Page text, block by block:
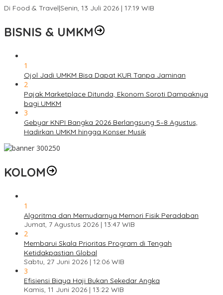
Di Food & Travel|Senin, 13 Juli 2026 | 17:19 WIB
BISNIS & UMKM
1
Ojol Jadi UMKM Bisa Dapat KUR Tanpa Jaminan
2
Pajak Marketplace Ditunda, Ekonom Soroti Dampaknya
bagi UMKM
3
Gebyar KNPI Bangka 2026 Berlangsung 5–8 Agustus,
Hadirkan UMKM hingga Konser Musik
KOLOM
1
Algoritma dan Memudarnya Memori Fisik Peradaban
Jumat, 7 Agustus 2026 | 13:47 WIB
2
Membarui Skala Prioritas Program di Tengah
Ketidakpastian Global
Sabtu, 27 Juni 2026 | 12:06 WIB
3
Efisiensi Biaya Haji Bukan Sekedar Angka
Kamis, 11 Juni 2026 | 13:22 WIB